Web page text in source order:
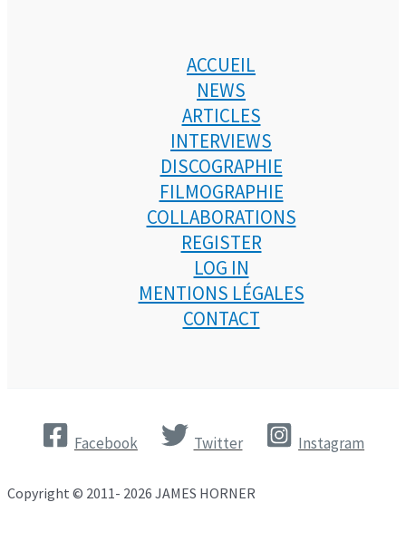
ACCUEIL
NEWS
ARTICLES
INTERVIEWS
DISCOGRAPHIE
FILMOGRAPHIE
COLLABORATIONS
REGISTER
LOG IN
MENTIONS LÉGALES
CONTACT
Facebook Twitter Instagram
Copyright © 2011- 2026 JAMES HORNER